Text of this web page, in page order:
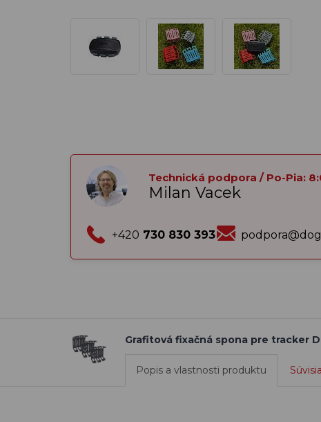
Technická podpora / Po-Pia:
Milan Vacek
+420 730 830 393
Grafitová fixačná spona pre tracker
Popis a vlastnosti produktu